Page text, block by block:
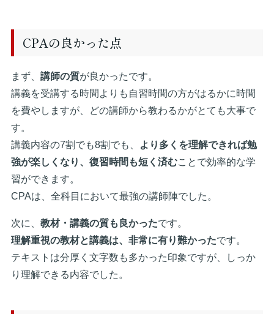
CPAの良かった点
まず、 講師の質が良かったです。
講義を受講する時間よりも自習時間の方がはるかに時間
を費やしますが、どの講師から教わるかがとても大事で
す。
講義内容の7割でも8割でも、
より多くを理解できれば勉
強が楽しくなり、復習時間も短く済むことで効率的な学
習ができます。
CPAは、全科目において最強の講師陣でした。
次に、 教材・講義の質も良かったです。
理解重視の教材と講義は、非常に有り難かったです。
テキストは分厚く文字数も多かった印象ですが、しっか
り理解できる内容でした。